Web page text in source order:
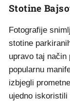
Stotine
Fotografije
stotine
upravo taj način
popularnu
izbjegli
ujedno iskoristili